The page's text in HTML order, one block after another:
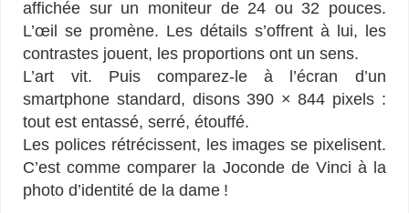
affichée sur un moniteur de 24 ou 32 pouces.
L’œil se promène. Les détails s’offrent à lui, les
contrastes jouent, les proportions ont un sens.
L’art vit. Puis comparez-le à l’écran d’un
smartphone standard, disons 390 × 844 pixels :
tout est entassé, serré, étouffé.
Les polices rétrécissent, les images se pixelisent.
C’est comme comparer la Joconde de Vinci à la
photo d’identité de la dame !